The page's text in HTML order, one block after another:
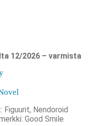
12/2026 – varmista
Figuurit, Nendoroid
Good Smile